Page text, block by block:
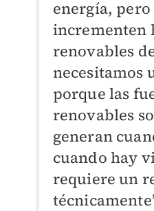
energía, pero
incrementen
renovables
necesitamos
porque las
renovables
generan
cuando hay
requiere un